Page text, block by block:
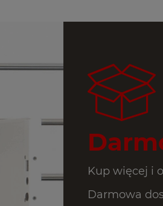
Kup więcej i
Darmowa